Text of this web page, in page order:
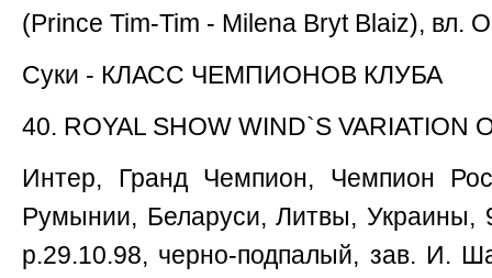
(Prince Tim-Tim - Milena Bryt Blaiz), вл.
Суки - КЛАСС ЧЕМПИОНОВ КЛУБА
40. ROYAL SHOW WIND`S VARIATION
Интер, Гранд Чемпион, Чемпион
Румынии, Беларуси, Литвы,
р.29.10.98, черно-подпалый, зав. И.